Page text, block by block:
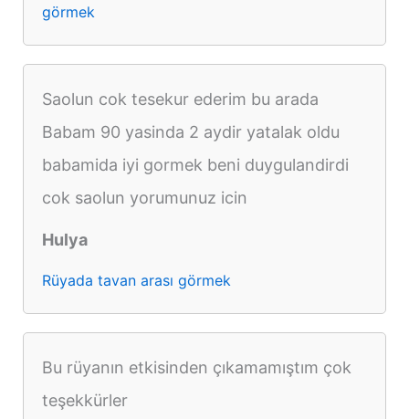
görmek
Saolun cok tesekur ederim bu arada
Babam 90 yasinda 2 aydir yatalak oldu
babamida iyi gormek beni duygulandirdi
cok saolun yorumunuz icin
Hulya
Rüyada tavan arası görmek
Bu rüyanın etkisinden çıkamamıştım çok
teşekkürler